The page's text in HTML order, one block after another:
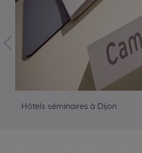
Hôtels séminaires à Dijon